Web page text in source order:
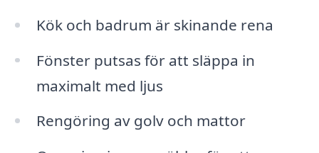
Kök och badrum är skinande rena
Fönster putsas för att släppa in
maximalt med ljus
Rengöring av golv och mattor